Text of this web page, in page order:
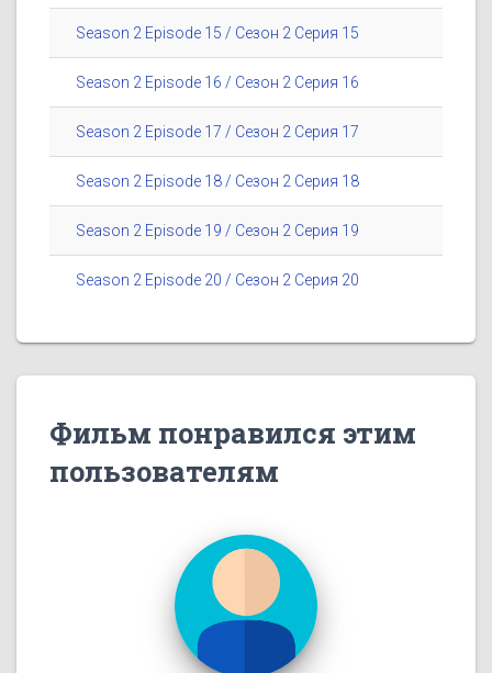
Season 2 Episode 15 / Сезон 2 Серия 15
Season 2 Episode 16 / Сезон 2 Серия 16
Season 2 Episode 17 / Сезон 2 Серия 17
Season 2 Episode 18 / Сезон 2 Серия 18
Season 2 Episode 19 / Сезон 2 Серия 19
Season 2 Episode 20 / Сезон 2 Серия 20
Фильм понравился этим
пользователям